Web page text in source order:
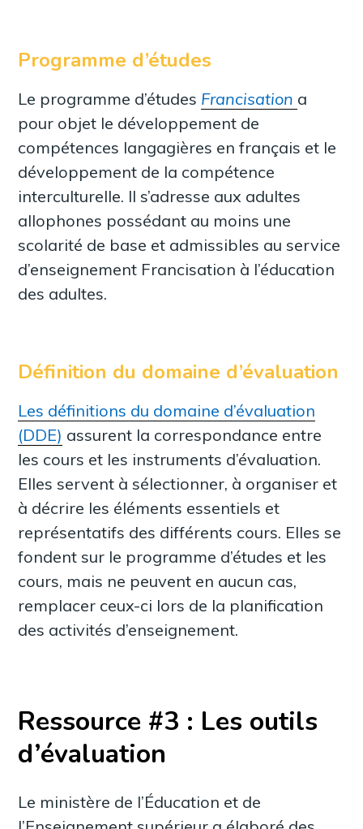
Programme d’études
Le programme d’études Francisation a
pour objet le développement de
compétences langagières en français et le
développement de la compétence
interculturelle. Il s’adresse aux adultes
allophones possédant au moins une
scolarité de base et admissibles au service
d’enseignement Francisation à l’éducation
des adultes.
Définition du domaine d’évaluation
Les définitions du domaine d’évaluation
(DDE) assurent la correspondance entre
les cours et les instruments d’évaluation.
Elles servent à sélectionner, à organiser et
à décrire les éléments essentiels et
représentatifs des différents cours. Elles se
fondent sur le programme d’études et les
cours, mais ne peuvent en aucun cas,
remplacer ceux-ci lors de la planification
des activités d’enseignement.
Ressource #3 : Les outils
d’évaluation
Le ministère de l’Éducation et de